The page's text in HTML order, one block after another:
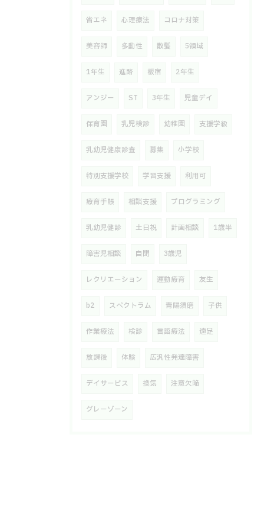
省エネ 心理療法 コロナ対策
美容師 多動性 散髪 5領域
1年生 進路 板宿 2年生
アンジー ST 3年生 児童デイ
保育園 乳児検診 幼稚園 支援学級
乳幼児健康診査 募集 小学校
特別支援学校 学習支援 利用可
療育手帳 相談支援 プログラミング
乳幼児健診 土日祝 計画相談 1歳半
障害児相談 自閉 3歳児
レクリエーション 運動療育 友生
b2 スペクトラム 青陽須磨 子供
作業療法 検診 言語療法 遠足
放課後 体験 広汎性発達障害
デイサービス 換気 注意欠陥
グレーゾーン